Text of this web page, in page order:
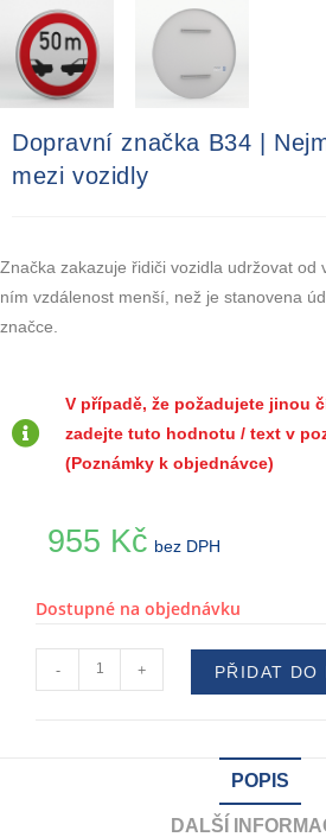
Dopravní značka B34 |
mezi vozidly
Značka zakazuje řidiči vozidla udržovat od
ním vzdálenost menší, než je stanovena
značce.
V případě, že požadujete jinou
zadejte tuto hodnotu / text v
(Poznámky k objednávce)
955 Kč bez DPH
Dostupné na objednávku
- + PŘIDAT DO
POPIS
DALŠÍ